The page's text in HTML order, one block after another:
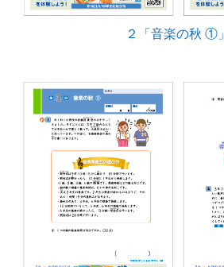
２「音楽の秋 ①」